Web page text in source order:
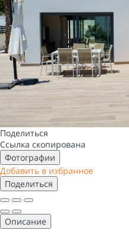
Поделиться
Ссылка скопирована
Фотографии
Добавить в избранное
Поделиться
Описание